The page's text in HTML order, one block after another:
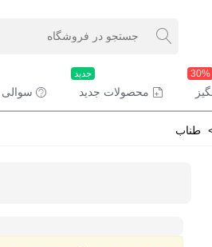
30%
محصولات جدید
جدید
سوالی
طناب